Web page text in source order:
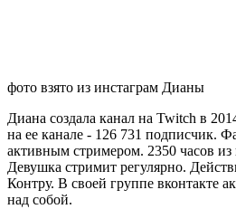
фото взято из инстаграм Дианы
Диана создала канал на Twitch в
на ее канале - 126 731 подписчик.
активным стримером. 2350 часов из
Девушка стримит регулярно.
Контру. В своей группе вконтакте
над собой.